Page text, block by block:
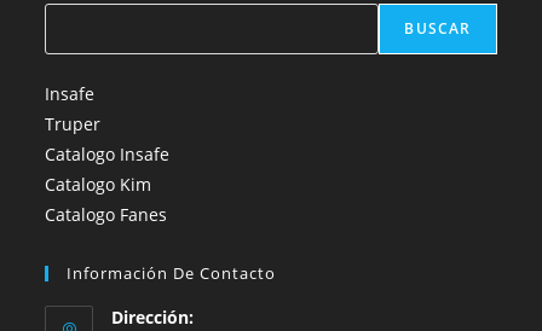
BUSCAR
Insafe
Truper
Catalogo Insafe
Catalogo Kim
Catalogo Fanes
Información De Contacto
Dirección: